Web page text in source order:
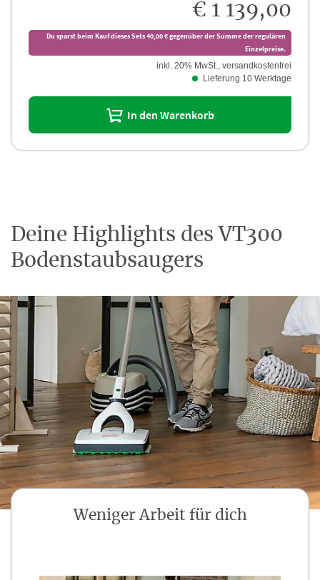
€ 1 139,00
Du sparst beim Kauf dieses Sets 40,00 € gegenüber der Summe der regulären
Einzelpreise.
inkl. 20% MwSt., versandkostenfrei
Lieferung 10 Werktage
In den Warenkorb
Deine Highlights des VT300
Bodenstaubsaugers
Weniger Arbeit für dich